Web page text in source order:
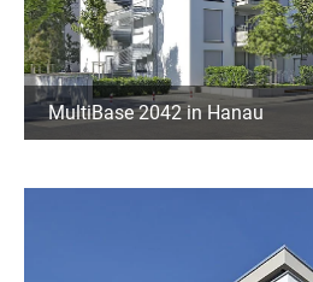
MultiBase 2042 in Hanau